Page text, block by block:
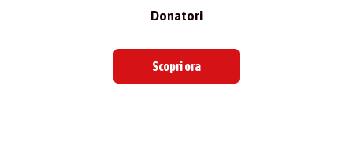
Donatori
Scopri ora